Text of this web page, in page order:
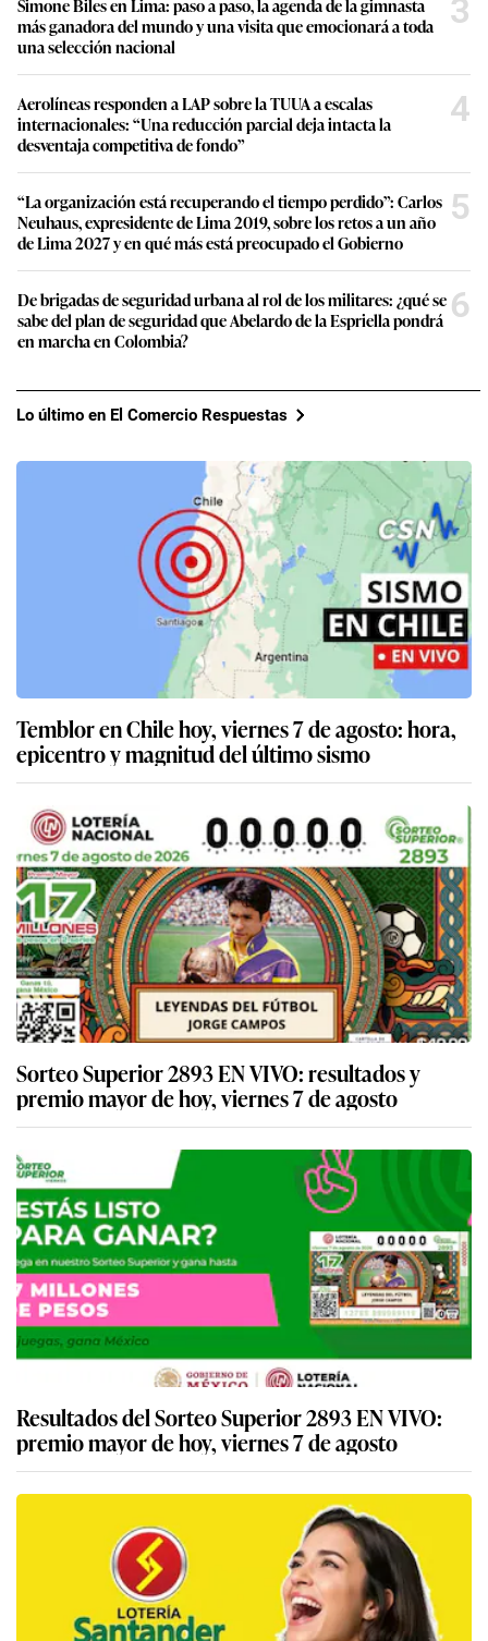
Simone Biles en Lima: paso a paso, la agenda de la gimnasta
más ganadora del mundo y una visita que emocionará a toda
una selección nacional
3
Aerolíneas responden a LAP sobre la TUUA a escalas
internacionales: “Una reducción parcial deja intacta la
desventaja competitiva de fondo”
4
“La organización está recuperando el tiempo perdido”: Carlos
Neuhaus, expresidente de Lima 2019, sobre los retos a un año
de Lima 2027 y en qué más está preocupado el Gobierno
5
De brigadas de seguridad urbana al rol de los militares: ¿qué se
sabe del plan de seguridad que Abelardo de la Espriella pondrá
en marcha en Colombia?
6
Lo último en El Comercio Respuestas
Temblor en Chile hoy, viernes 7 de agosto: hora,
epicentro y magnitud del último sismo
Sorteo Superior 2893 EN VIVO: resultados y
premio mayor de hoy, viernes 7 de agosto
Resultados del Sorteo Superior 2893 EN VIVO:
premio mayor de hoy, viernes 7 de agosto